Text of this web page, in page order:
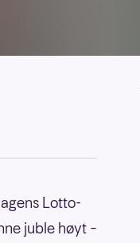
Lotto-
juble høyt –